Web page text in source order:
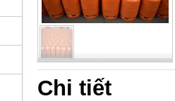
Chi tiết